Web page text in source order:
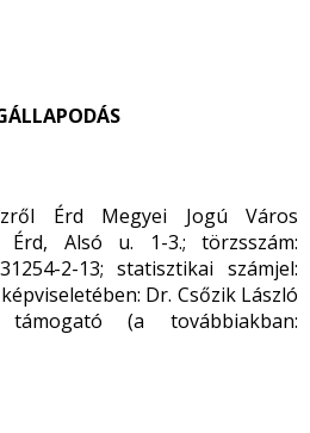
Érd Megyei Jogú Város
Érd, Alsó u. 1-3.; törzsszám:
2-13; statisztikai számjel:
Dr. Csőzik László
(a továbbiakban: